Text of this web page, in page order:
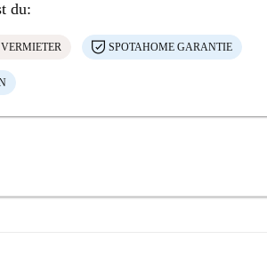
du:
SPOTAHOME GARANTIE